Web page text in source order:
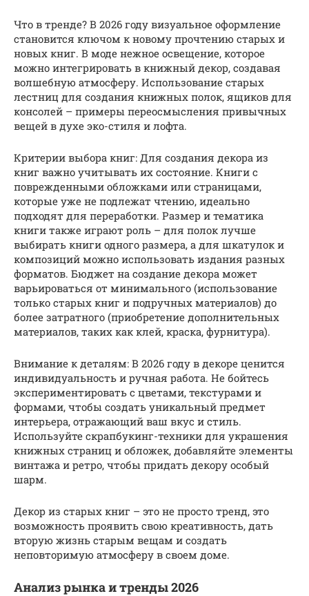
Что в тренде? В 2026 году визуальное оформление
становится ключом к новому прочтению старых и
новых книг. В моде нежное освещение, которое
можно интегрировать в книжный декор, создавая
волшебную атмосферу. Использование старых
лестниц для создания книжных полок, ящиков для
консолей – примеры переосмысления привычных
вещей в духе эко-стиля и лофта.
Критерии выбора книг: Для создания декора из
книг важно учитывать их состояние. Книги с
поврежденными обложками или страницами,
которые уже не подлежат чтению, идеально
подходят для переработки. Размер и тематика
книги также играют роль – для полок лучше
выбирать книги одного размера, а для шкатулок и
композиций можно использовать издания разных
форматов. Бюджет на создание декора может
варьироваться от минимального (использование
только старых книг и подручных материалов) до
более затратного (приобретение дополнительных
материалов, таких как клей, краска, фурнитура).
Внимание к деталям: В 2026 году в декоре ценится
индивидуальность и ручная работа. Не бойтесь
экспериментировать с цветами, текстурами и
формами, чтобы создать уникальный предмет
интерьера, отражающий ваш вкус и стиль.
Используйте скрапбукинг-техники для украшения
книжных страниц и обложек, добавляйте элементы
винтажа и ретро, чтобы придать декору особый
шарм.
Декор из старых книг – это не просто тренд, это
возможность проявить свою креативность, дать
вторую жизнь старым вещам и создать
неповторимую атмосферу в своем доме.
Анализ рынка и тренды 2026